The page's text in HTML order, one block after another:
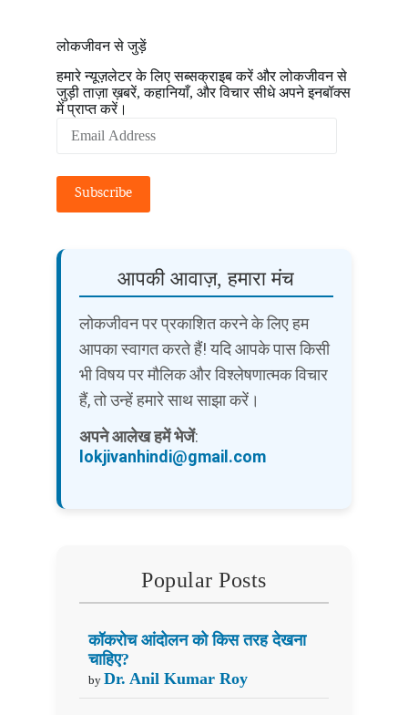
लोकजीवन से जुड़ें
हमारे न्यूज़लेटर के लिए सब्सक्राइब करें और लोकजीवन से
जुड़ी ताज़ा ख़बरें, कहानियाँ, और विचार सीधे अपने इनबॉक्स
में प्राप्त करें।
Address
Subscribe
आपकी आवाज़, हमारा मंच
लोकजीवन पर प्रकाशित करने के लिए हम
आपका स्वागत करते हैं! यदि आपके पास किसी
भी विषय पर मौलिक और विश्लेषणात्मक विचार
हैं, तो उन्हें हमारे साथ साझा करें।
अपने आलेख हमें भेजें:
lokjivanhindi@gmail.com
Popular Posts
कॉकरोच आंदोलन को किस तरह देखना
चाहिए?
by Dr. Anil Kumar Roy